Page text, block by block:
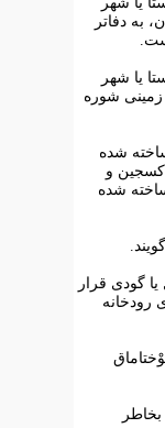
به دفاتر
یا شهر
شوره
شده
کسجین و
شده
گودی قرار
رودخانه